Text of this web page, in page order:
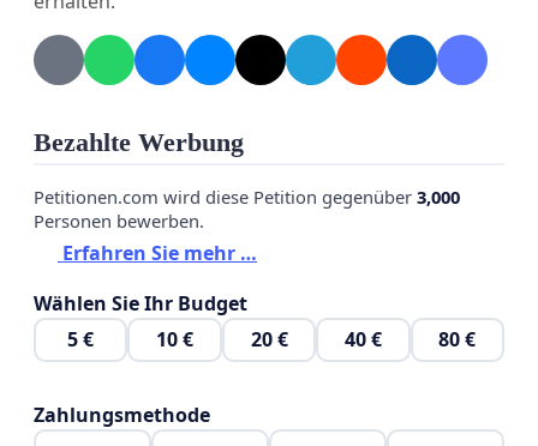
· Politischen Druck auf die Übergangsregierung
in Damaskus und deren Milizen ausüben, um die
öffnen zu lassen.
· Internationale Schutzmechanismen für die
drusische Minderheit in Syrien aktiv unterstützen.
Verpflichtungen Deutschlands, insbesondere
gemäß Genfer Konventionen und internationalen
Bezahlte Werbung
Petitionen.com wird diese Petition gegenüber 3,000
Personen bewerben.
Erfahren Sie mehr …
Wählen Sie Ihr Budget
5 €
10 € 20 € 40 € 80 €
Zahlungsmethode